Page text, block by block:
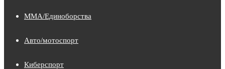
MMA/Единоборства
Авто/мотоспорт
Киберспорт